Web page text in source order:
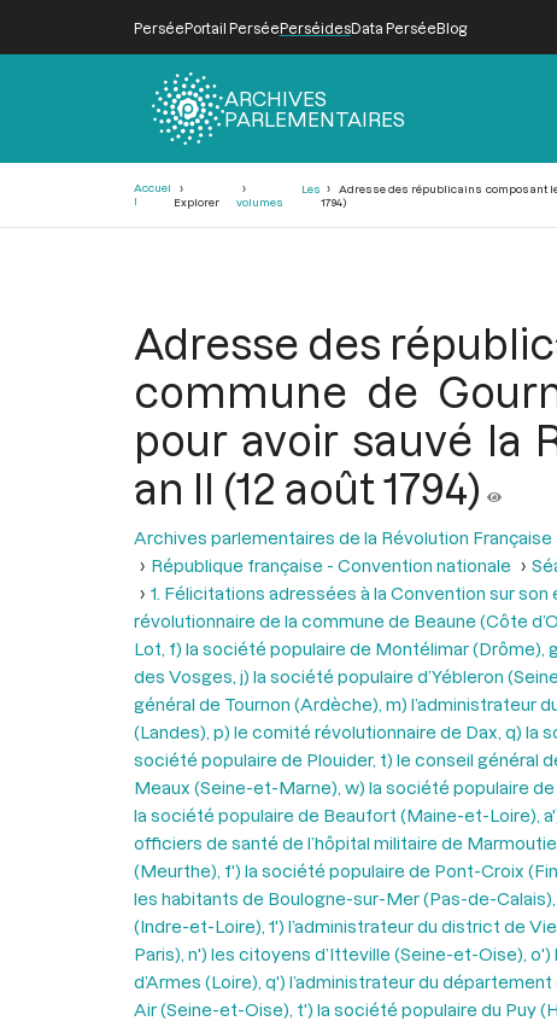
PerséePortail PerséePerséidesData PerséeBlog
ARCHIVES
PARLEMENTAIRES
Accuei
l
Explorer
Les
volumes
Adresse des républicains composant
1794)
Adresse des
commune de
pour avoir sauvé la
an II (12 août 1794)
Archives parlementaires de la Révolution Française
République française - Convention nationale
1. Félicitations adressées à la Convention sur
révolutionnaire de la commune de Beaune (Côte
Lot, f) la société populaire de Montélimar (Drôme),
des Vosges, j) la société populaire d’Yébleron
général de Tournon (Ardèche), m) l’administrateur
(Landes), p) le comité révolutionnaire de Dax, q) la
société populaire de Plouider, t) le conseil général
Meaux (Seine-et-Marne), w) la société populaire
la société populaire de Beaufort (Maine-et-Loire),
officiers de santé de l’hôpital militaire de
(Meurthe), f') la société populaire de Pont-Croix
les habitants de Boulogne-sur-Mer (Pas-de-
(Indre-et-Loire), 1') l’administrateur du district de
Paris), n') les citoyens d’Itteville (Seine-et-Oise),
d’Armes (Loire), q') l’administrateur du
Air (Seine-et-Oise), t') la société populaire du Puy